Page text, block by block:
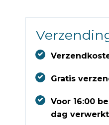
Gratis
Voor 16:00
dag verwerkt